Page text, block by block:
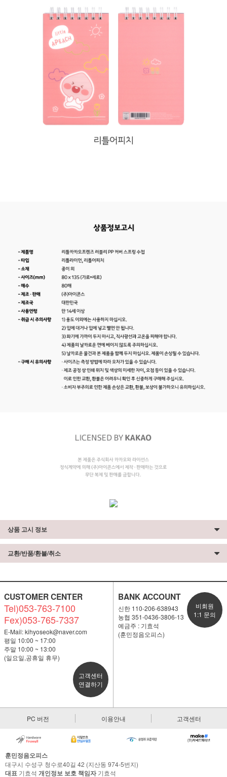
상품 고시 정보
교환/반품/환불/취소
CUSTOMER CENTER
Tel)053-763-7100
Fex)053-765-7337
E-Mail:kihyoseok@naver.com
평일 10:00 ~ 17:00
주말 10:00 ~ 13:00
(일요일,공휴일 휴무)
고객센터
연결하기
BANK ACCOUNT
신한 110-206-638943
농협 351-0436-3806-13
예금주 : 기효석
(훈민정음오피스)
비회원
1:1 문의
PC 버전 이용안내 고객센터
훈민정음오피스
대구시 수성구 청수로40길 42 (지산동 974-5번지)
대표 기효석 개인정보 보호 책임자기효석